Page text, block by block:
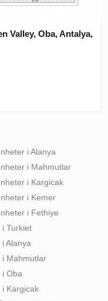
Valley, Oba, Antalya,
i Alanya
i Mahmutlar
i Kargicak
i Kemer
i Fethiye
i Turkiet
i Alanya
i Mahmutlar
i Oba
i Kargicak